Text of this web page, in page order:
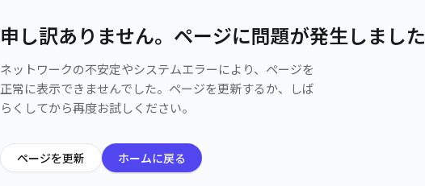
申し訳ありません。ページに問題が発生しました
ネットワークの不安定やシステムエラーにより、ページを
正常に表示できませんでした。ページを更新するか、しば
らくしてから再度お試しください。
ページを更新 ホームに戻る